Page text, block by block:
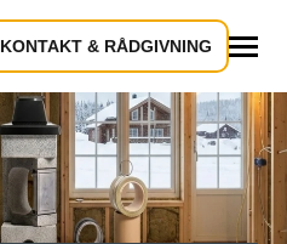
KONTAKT & RÅDGIVNING